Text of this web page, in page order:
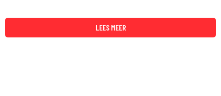
LEES MEER